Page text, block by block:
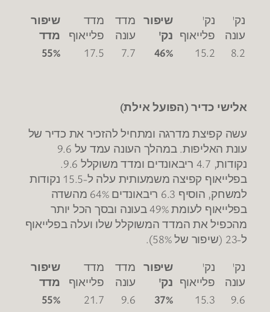
נק'
עונה
נק'
פלייאוף
שיפור
נק'
מדד
עונה
מדד
פלייאוף
שיפור
מדד
8.2
15.2
46%
7.7
17.5
55%
אלישי כדיר (הפועל אילת)
עשה קפיצת מדרגה ומתחיל להזכיר את כדיר של
עונת האליפות. במהלך העונה עמד על 9.6
נקודות, 4.7 ריבאונדים ומדד משוקלל 9.6.
בפלייאוף קפיצה משמעותית עלה ל-15.5 נקודות
למשחק, הוסיף 6.3 ריבאונדים 64% מהשדה
בפלייאוף לעומת 49% בעונה ובסך הכל יותר
מהכפיל את המדד המשוקלל שלו ועלה בפלייאוף
ל-23 (שיפור של 58%).
נק'
עונה
נק'
פלייאוף
שיפור
נק'
מדד
עונה
מדד
פלייאוף
שיפור
מדד
9.6
15.3
37%
9.6
21.7
55%